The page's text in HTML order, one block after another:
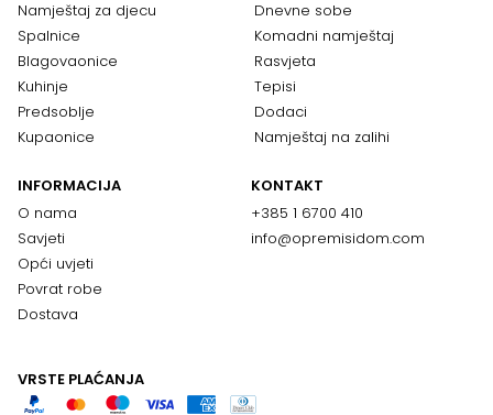
Namještaj za djecu
Spalnice
Blagovaonice
Kuhinje
Predsoblje
Kupaonice
Dnevne sobe
Komadni namještaj
Rasvjeta
Tepisi
Dodaci
Namještaj na zalihi
INFORMACIJA
O nama
Savjeti
Opći uvjeti
Povrat robe
Dostava
KONTAKT
+385 1 6700 410
info@opremisidom.com
VRSTE PLAĆANJA